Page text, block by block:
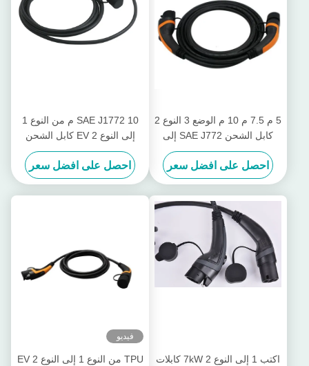
5 م 7.5 م 10 م الوضع 3 النوع 2
كابل الشحن SAE J772 إلى
IEC 62196
احصل على افضل سعر
SAE J1772 10 م من النوع 1
إلى النوع 2 EV كابل الشحن
التأريض الذكي EVSE القياسي
احصل على افضل سعر
اكتب 1 إلى النوع 2 7kW كابلات
فيديو
TPU من النوع 1 إلى النوع 2 EV